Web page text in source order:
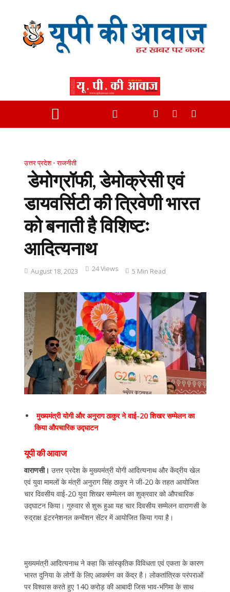
उत्तर प्रदेश • राजनीती
डेमोग्रॉफी, डेमोक्रेसी एवं
डायवर्सिटी की त्रिवेणी भारत
को बनाती है विशिष्टः
आदित्यनाथ
August 18, 2023 24 Views 5 Min Read
मुख्यमंत्री योगी और अनुराग ठाकुर ने वाई-20 शिखर सम्मेलन का
किया औपचारिक उद्घाटन
यूपी की आवाज
वाराणसी। उत्तर प्रदेश के मुख्यमंत्री योगी आदित्यनाथ और केंद्रीय खेल
एवं युवा मामलों के मंत्री अनुराग सिंह ठाकुर ने जी-20 के तहत आयोजित
चार दिवसीय वाई-20 युवा शिखर सम्मेलन का शुक्रवार को औपचारिक
उद्घाटन किया। गुरुवार से शुरू हुआ यह चार दिवसीय सम्मेलन वाराणसी के
रुद्राक्ष इंटरनेशनल कन्वेंशन सेंटर में आयोजित किया गया है।
मुख्यमंत्री आदित्यनाथ ने कहा कि सांस्कृतिक विविधता एवं एकता के कारण
भारत दुनिया के लोगों के लिए आकर्षण का केंद्र है। लोकतांत्रिक परंपराओं
पर विश्वास करते हुए 140 करोड़ की आबादी जिस भाव-भंगिमा के साथ